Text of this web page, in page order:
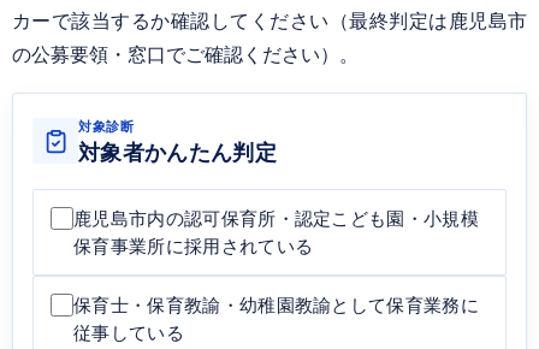
カーで該当するか確認してください（最終判定は鹿児島市
の公募要領・窓口でご確認ください）。
対象診断
対象者かんたん判定
鹿児島市内の認可保育所・認定こども園・小規模
保育事業所に採用されている
保育士・保育教諭・幼稚園教諭として保育業務に
従事している